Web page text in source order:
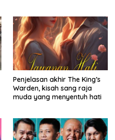
Penjelasan akhir The King’s
Warden, kisah sang raja
muda yang menyentuh hati